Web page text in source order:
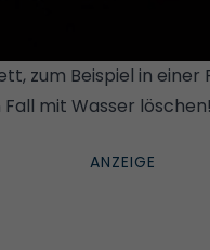
zum Beispiel in einer
mit Wasser löschen!